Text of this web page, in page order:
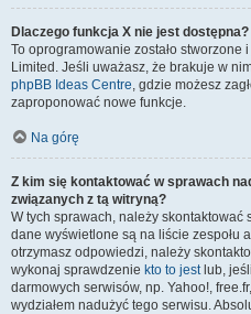
Dlaczego funkcja X nie jest dostępna?
To oprogramowanie zostało
Limited. Jeśli uważasz, że brakuje w
phpBB Ideas Centre, gdzie możesz
zaproponować nowe funkcje.
Na górę
Z kim się kontaktować w sprawach
związanych z tą witryną?
W tych sprawach, należy skontaktować
dane wyświetlone są na liście zespołu
otrzymasz odpowiedzi, należy
wykonaj sprawdzenie kto to jestlub,
darmowych serwisów, np. Yahoo!,
wydziałem nadużyć tego serwisu.